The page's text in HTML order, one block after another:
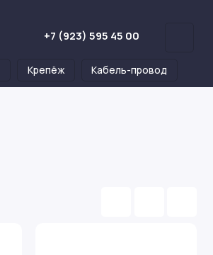
+7 (923) 595 45 00
Крепёж Кабель-провод